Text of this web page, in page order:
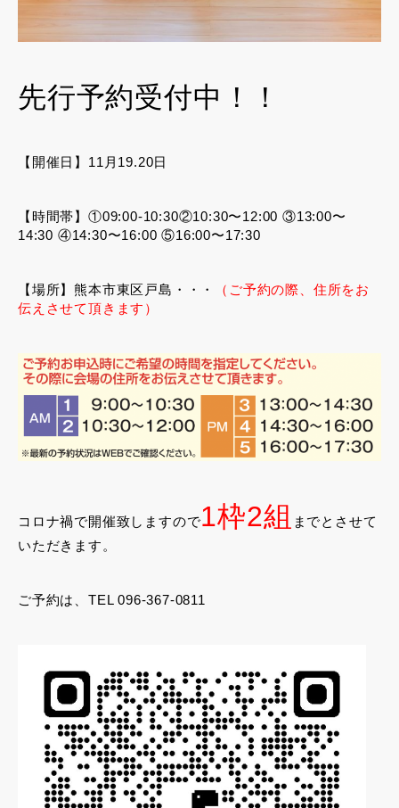
先行予約受付中！！
【開催日】11月19.20日
【時間帯】①09:00-10:30②10:30〜12:00 ③13:00〜
14:30 ④14:30〜16:00 ⑤16:00〜17:30
【場所】熊本市東区戸島・・・
（ご予約の際、住所をお
伝えさせて頂きます）
コロナ禍で開催致しますので1枠2組 までとさせて
いただきます。
ご予約は、TEL 096-367-0811